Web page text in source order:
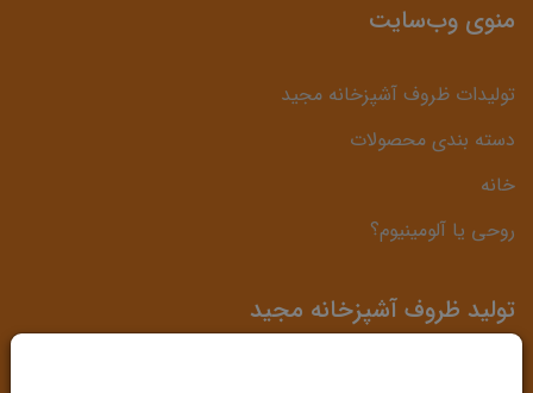
منوی وب‌سایت
تولیدات ظروف آشپزخانه مجید
دسته بندی محصولات
خانه
روحی یا آلومینیوم؟
تولید ظروف آشپزخانه مجید